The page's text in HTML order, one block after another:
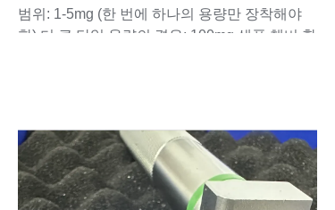
범위: 1-5mg (한 번에 하나의 용량만 장착해야
함) 더 큰 단일 용량의 경우: 100mg 샘플 챔버 확
은 크기의 드라이 파우더로 장착할 수 있습니다.
장치는 통과하는 파우더를 필터링하거나 영향
을 미치지 않습니다. 배관: 둥근 끝이 있는 스테
인리스 스틸. 랫: 외경 1mm, 내경 0.7mm. 마우